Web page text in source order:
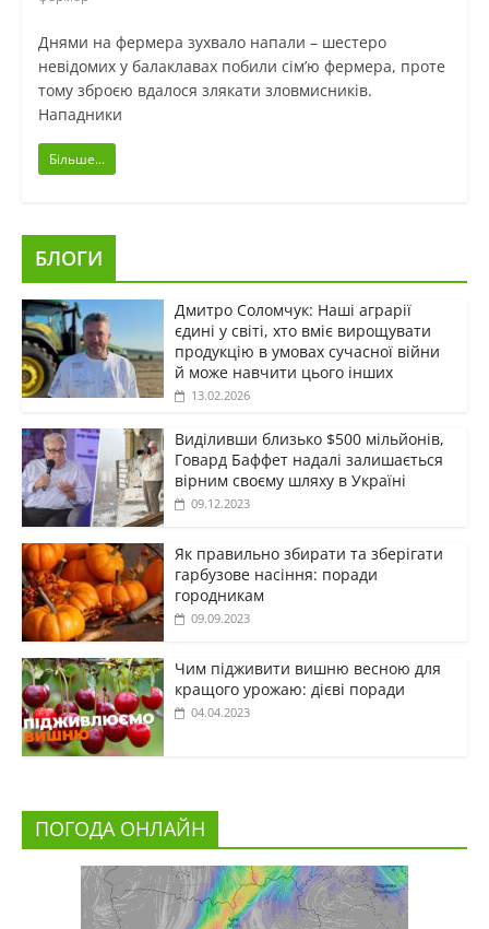
Днями на фермера зухвало напали – шестеро
невідомих у балаклавах побили сім’ю фермера, проте
тому зброєю вдалося злякати зловмисників.
Нападники
Більше...
БЛОГИ
Дмитро Соломчук: Наші аграрії
єдині у світі, хто вміє вирощувати
продукцію в умовах сучасної війни
й може навчити цього інших
13.02.2026
Виділивши близько $500 мільйонів,
Говард Баффет надалі залишається
вірним своєму шляху в Україні
09.12.2023
Як правильно збирати та зберігати
гарбузове насіння: поради
городникам
09.09.2023
Чим підживити вишню весною для
кращого урожаю: дієві поради
04.04.2023
ПОГОДА ОНЛАЙН